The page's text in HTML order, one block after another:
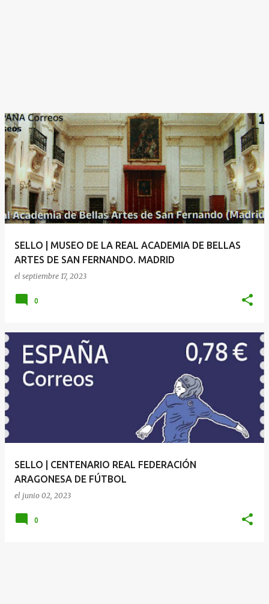
SELLO | MUSEO DE LA REAL ACADEMIA DE BELLAS
ARTES DE SAN FERNANDO. MADRID
el septiembre 17, 2023
0
SELLO | CENTENARIO REAL FEDERACIÓN
ARAGONESA DE FÚTBOL
el junio 02, 2023
0